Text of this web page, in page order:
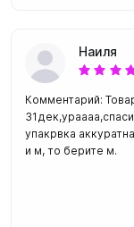
Наиля
Комментарий:
упакрвка
и м, то берите м.